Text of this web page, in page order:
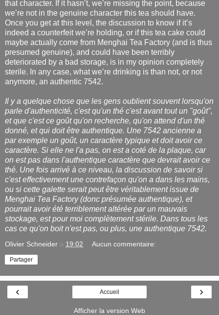
that character. If it hasn’t, we’re missing the point, because
we’re not in the genuine character this tea should have.
Once you get at this level, the discussion to know if it’s
indeed a counterfeit we’re holding, or if this tea cake could
maybe actually come from Menghai Tea Factory (and is thus
presumed genuine), and could have been terribly
deteriorated by a bad storage, is in my opinion completely
sterile. In any case, what we’re drinking is than not, or not
anymore, an authentic 7542.
Il y a quelque chose que les gens oublient souvent lorsqu'on
parle d'authenticité, c'est qu'un thé c'est avant tout un "goût",
et que c'est ce goût qu'on recherche, qu'on attend d'un thé
donné, et qui doit être authentique. Une 7542 ancienne a
par exemple un goût, un caractère typique et doit avoir ce
caractère. Si elle ne l'a pas, on est a coté de la plaque, car
on est pas dans l'authentique caractère que devrait avoir ce
thé. Une fois arrivé à ce niveau, la discussion de savoir si
c'est effectivement une contrefaçon qu'on a dans les mains,
ou si cette galette serait peut être véritablement issue de
Menghai Tea Factory (donc présumée authentique), et
pourrait avoir été terriblement altérée par un mauvais
stockage, est pour moi complètement stérile. Dans tous les
cas ce qu'on boit n'est pas, ou plus, une authentique 7542.
Olivier Schneider à 19:02 Aucun commentaire:
Partager
‹ ›
Accueil
Afficher la version Web